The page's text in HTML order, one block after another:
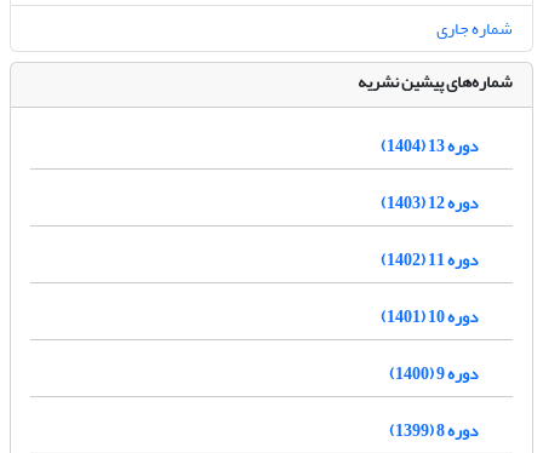
شماره جاری
شماره‌های پیشین نشریه
دوره 13 (1404)
دوره 12 (1403)
دوره 11 (1402)
دوره 10 (1401)
دوره 9 (1400)
دوره 8 (1399)